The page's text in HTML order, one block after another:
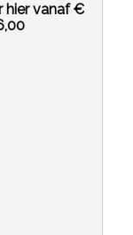
hier vanaf €